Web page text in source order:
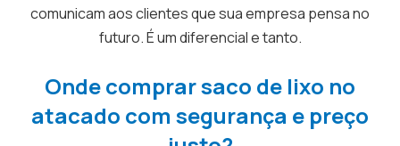
comunicam aos clientes que sua empresa pensa no
futuro. É um diferencial e tanto.
Onde comprar saco de lixo no
atacado com segurança e preço